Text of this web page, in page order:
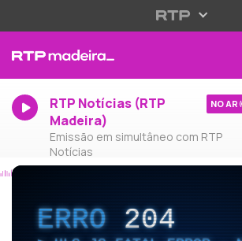
RTP Notícias (RTP
Madeira)
Emissão em simultâneo com RTP
Notícias
NO AR
ERRO204